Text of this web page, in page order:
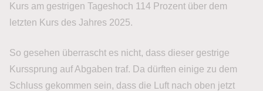
Kurs am gestrigen Tageshoch 114 Prozent über dem
letzten Kurs des Jahres 2025.
So gesehen überrascht es nicht, dass dieser gestrige
Kurssprung auf Abgaben traf. Da dürften einige zu dem
Schluss gekommen sein, dass die Luft nach oben jetzt